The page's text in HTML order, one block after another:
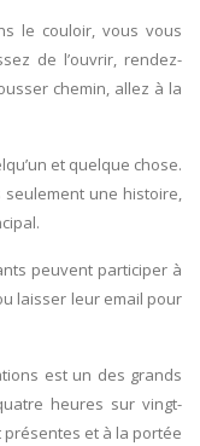
le couloir, vous vous
de l’ouvrir, rendez-
chemin, allez à la
et quelque chose.
une histoire,
peuvent participer à
laisser leur email pour
est un des grands
heures sur vingt-
et à la portée